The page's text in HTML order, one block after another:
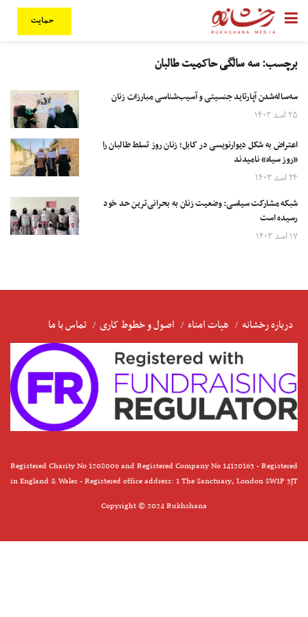
حمایت
برچسب:سه سالگی حاکمیت طالبان
سه‌ساله‌شدن آپارتاید جنسیتی و آسیب‌شناسی مبارزات زنان
۲۵ اسد ۱۴۰۳
اعتراض به شکل دیوارنویسی در کابل؛ زنان روز تسلط طالبان را
«روز سیاه» نامیدند
۲۴ اسد ۱۴۰۳
شبکه مشارکت سیاسی: وضعیت زنان به بحرانی‌ترین حد خود
رسیده است
۱۷ اسد ۱۴۰۳
درباره رخشانه هیات امناء اصول و خطوط کاری تماس با ما
Registered Charity No 1208006 and Registered Company No 14120163 - Registered
in England & Wales - Registered office address: 1 The Sanctuary, London SW1P 3JT
Copyright © 2024 Rukhshana